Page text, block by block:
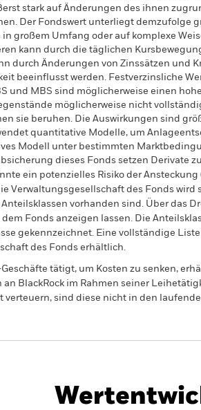
stark auf Änderungen des ihnen
Der Fondswert unterliegt demzufolge
großem Umfang oder auf komplexe
kann durch die täglichen
durch Änderungen von Zinssätzen und
beeinflusst werden. Festverzinsliche
und MBS sind möglicherweise einen
möglicherweise nicht
sie beruhen. Die Auswirkungen sind
quantitative Modelle, um
Modell unter bestimmten
dieses Fonds setzen Derivate
ein potenzielles Risiko der
Verwaltungsgesellschaft des Fonds
vorhanden sind. Über das
Fonds anzeigen lassen. Die
gekennzeichnet. Eine vollständige
des Fonds erhältlich.
tätigt, um Kosten zu senken,
BlackRock im Rahmen seiner
verteuern, sind diese nicht in den
Herunterladen